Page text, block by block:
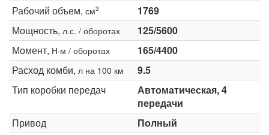
Рабочий объем, см3
1769
Мощность, л.с. / оборотах
125/5600
Момент, Н·м / оборотах
165/4400
Расход комби, л на 100 км
9.5
Тип коробки передач
Автоматическая, 4
передачи
Привод
Полный